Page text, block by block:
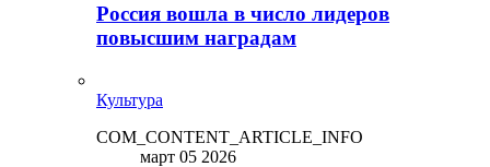
Россия вошла в число лидеров
повысшим наградам
Культура
COM_CONTENT_ARTICLE_INFO
март 05 2026